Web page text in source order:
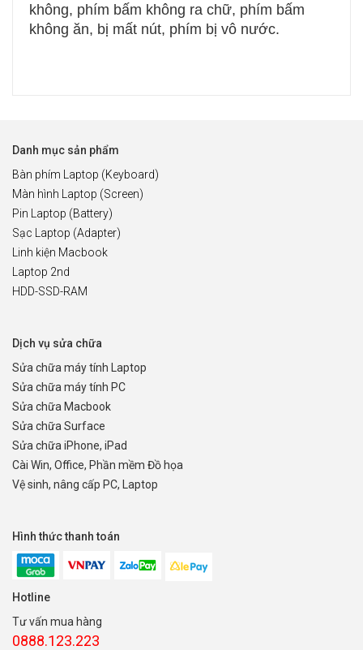
không, phím bấm không ra chữ, phím bấm
không ăn, bị mất nút, phím bị vô nước.
Danh mục sản phẩm
Bàn phím Laptop (Keyboard)
Màn hình Laptop (Screen)
Pin Laptop (Battery)
Sạc Laptop (Adapter)
Linh kiện Macbook
Laptop 2nd
HDD-SSD-RAM
Dịch vụ sửa chữa
Sửa chữa máy tính Laptop
Sửa chữa máy tính PC
Sửa chữa Macbook
Sửa chữa Surface
Sửa chữa iPhone, iPad
Cài Win, Office, Phần mềm Đồ họa
Vệ sinh, nâng cấp PC, Laptop
Hình thức thanh toán
Hotline
Tư vấn mua hàng
0888.123.223